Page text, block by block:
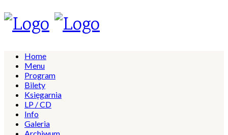
Home
Menu
Program
Bilety
Księgarnia
LP / CD
Info
Galeria